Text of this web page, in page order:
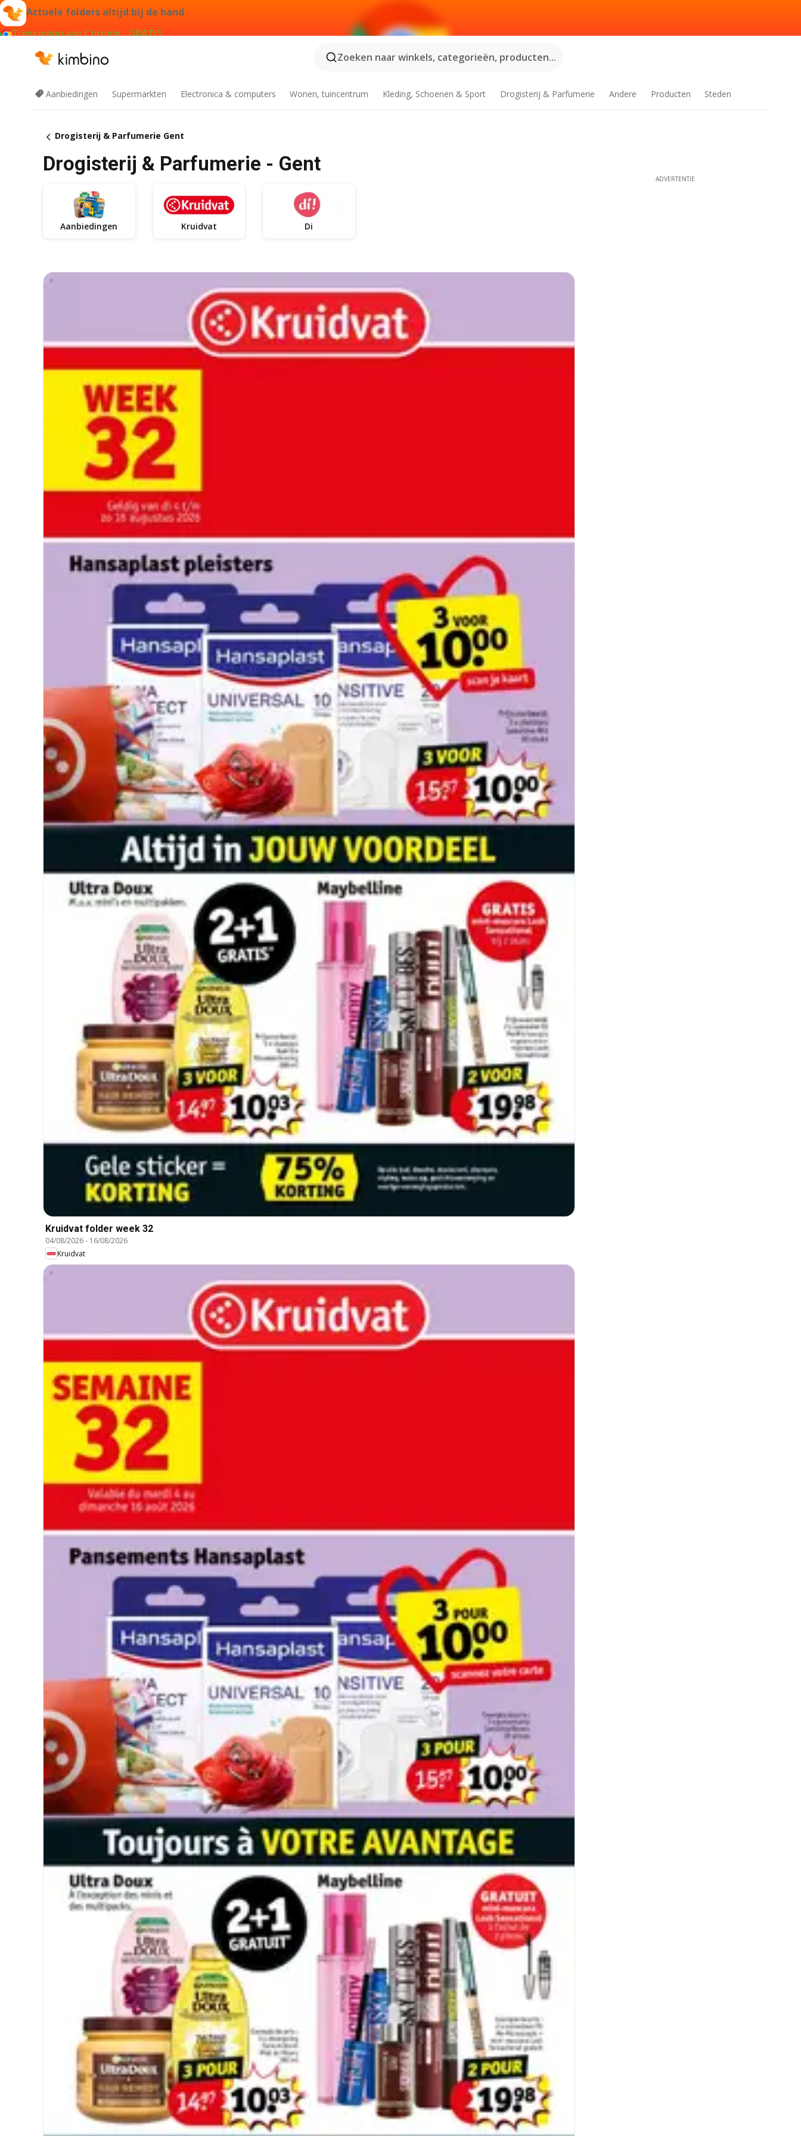
Actuele folders altijd bij de hand
Toevoegen aan Chrome - GRATIS
Zoeken naar winkels, categorieën, producten...
Aanbiedingen Supermarkten Electronica & computers Wonen, tuincentrum Kleding, Schoenen & Sport Drogisterij & Parfumerie Andere Producten Steden
Drogisterij & Parfumerie Gent
Drogisterij & Parfumerie - Gent
Aanbiedingen Kruidvat Di
Kruidvat folder week 32
04/08/2026- 16/08/2026
Kruidvat
ADVERTENTIE